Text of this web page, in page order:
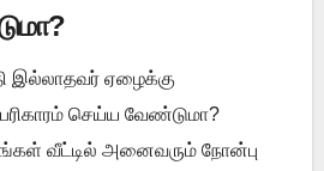
இல்லாதவர் ஏழைக்கு
செய்ய வேண்டுமா?
வீட்டில் அனைவரும் நோன்பு